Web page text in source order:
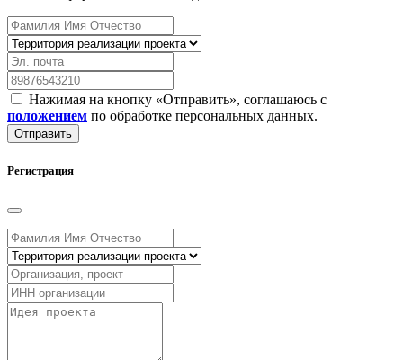
Нажимая на кнопку «Отправить», соглашаюсь с
положением по обработке персональных данных.
Отправить
Регистрация